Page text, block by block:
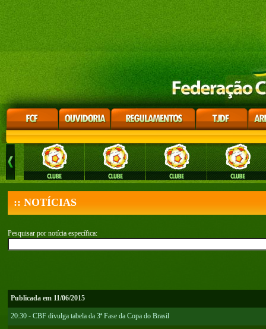
:: NOTÍCIAS
Pesquisar por notícia específica:
Publicada em 11/06/2015
20:30 - CBF divulga tabela da 3ª Fase da Copa do Brasil